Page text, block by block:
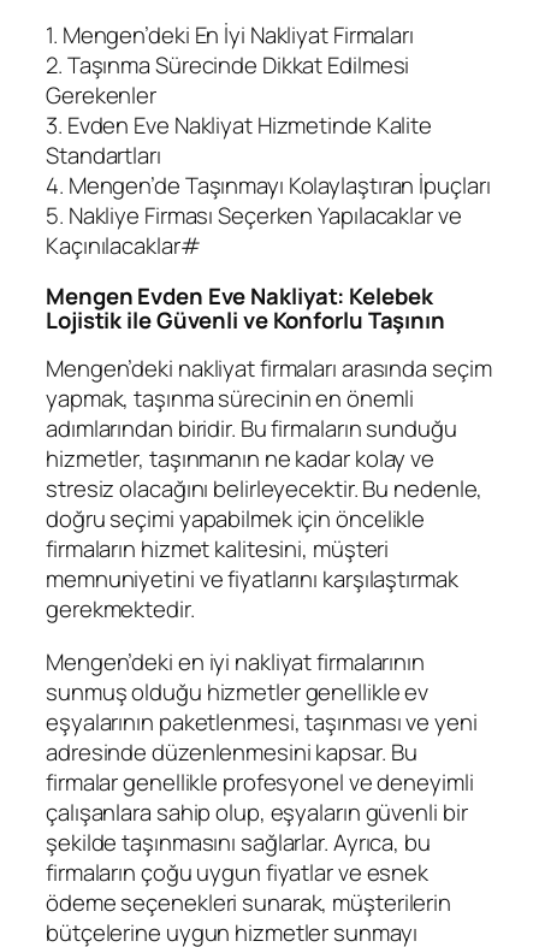
1. Mengen’deki En İyi Nakliyat Firmaları
2. Taşınma Sürecinde Dikkat Edilmesi
Gerekenler
3. Evden Eve Nakliyat Hizmetinde Kalite
Standartları
4. Mengen’de Taşınmayı Kolaylaştıran İpuçları
5. Nakliye Firması Seçerken Yapılacaklar ve
Kaçınılacaklar#
Mengen Evden Eve Nakliyat: Kelebek
Lojistik ile Güvenli ve Konforlu Taşının
Mengen’deki nakliyat firmaları arasında seçim
yapmak, taşınma sürecinin en önemli
adımlarından biridir. Bu firmaların sunduğu
hizmetler, taşınmanın ne kadar kolay ve
stresiz olacağını belirleyecektir. Bu nedenle,
doğru seçimi yapabilmek için öncelikle
firmaların hizmet kalitesini, müşteri
memnuniyetini ve fiyatlarını karşılaştırmak
gerekmektedir.
Mengen’deki en iyi nakliyat firmalarının
sunmuş olduğu hizmetler genellikle ev
eşyalarının paketlenmesi, taşınması ve yeni
adresinde düzenlenmesini kapsar. Bu
firmalar genellikle profesyonel ve deneyimli
çalışanlara sahip olup, eşyaların güvenli bir
şekilde taşınmasını sağlarlar. Ayrıca, bu
firmaların çoğu uygun fiyatlar ve esnek
ödeme seçenekleri sunarak, müşterilerin
bütçelerine uygun hizmetler sunmayı